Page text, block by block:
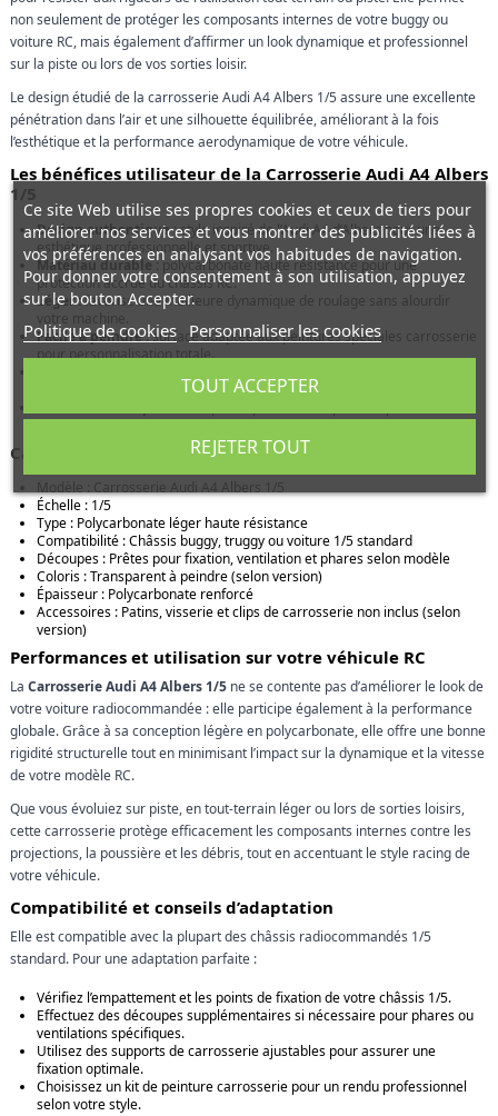
non seulement de protéger les composants internes de votre buggy ou
voiture RC, mais également d’affirmer un look dynamique et professionnel
sur la piste ou lors de vos sorties loisir.
Le design étudié de la carrosserie Audi A4 Albers 1/5 assure une excellente
pénétration dans l’air et une silhouette équilibrée, améliorant à la fois
l’esthétique et la performance aerodynamique de votre véhicule.
Les bénéfices utilisateur de la Carrosserie Audi A4 Albers
1/5
Design authentique :style inspiré de l’Audi A4 d’Albers pour une
esthétique professionnelle et sportive.
Matériau durable :polycarbonate haute résistance pour une
protection accrue du châssis RC.
Léger :favorise une meilleure dynamique de roulage sans alourdir
votre machine.
Facile à peindre :surface adaptée aux peintures spéciales carrosserie
pour personnalisation totale.
avec options d’adaptation.
rapide.
Caractéristiques techniques complètes
Modèle : Carrosserie Audi A4 Albers 1/5
Échelle : 1/5
Type : Polycarbonate léger haute résistance
Compatibilité : Châssis buggy, truggy ou voiture 1/5 standard
Découpes : Prêtes pour fixation, ventilation et phares selon modèle
Coloris : Transparent à peindre (selon version)
Épaisseur : Polycarbonate renforcé
Accessoires : Patins, visserie et clips de carrosserie non inclus (selon
version)
Performances et utilisation sur votre véhicule RC
La Carrosserie Audi A4 Albers 1/5 ne se contente pas d’améliorer le look de
votre voiture radiocommandée : elle participe également à la performance
globale. Grâce à sa conception légère en polycarbonate, elle offre une bonne
rigidité structurelle tout en minimisant l’impact sur la dynamique et la vitesse
de votre modèle RC.
Que vous évoluiez sur piste, en tout-terrain léger ou lors de sorties loisirs,
cette carrosserie protège efficacement les composants internes contre les
projections, la poussière et les débris, tout en accentuant le style racing de
votre véhicule.
Compatibilité et conseils d’adaptation
Elle est compatible avec la plupart des châssis radiocommandés 1/5
standard. Pour une adaptation parfaite :
Vérifiez l’empattement et les points de fixation de votre châssis 1/5.
Effectuez des découpes supplémentaires si nécessaire pour phares ou
ventilations spécifiques.
Utilisez des supports de carrosserie ajustables pour assurer une
fixation optimale.
Choisissez un kit de peinture carrosserie pour un rendu professionnel
selon votre style.
Ce site Web utilise ses propres cookies et ceux de tiers pour
améliorer nos services et vous montrer des publicités liées à
vos préférences en analysant vos habitudes de navigation.
Pour donner votre consentement à son utilisation, appuyez
sur le bouton Accepter.
Politique de cookies Personnaliser les cookies
REJETER TOUT
TOUT ACCEPTER